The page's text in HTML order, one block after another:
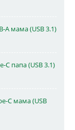
A мама (USB 3.1)
C папа (USB 3.1)
C мама (USB